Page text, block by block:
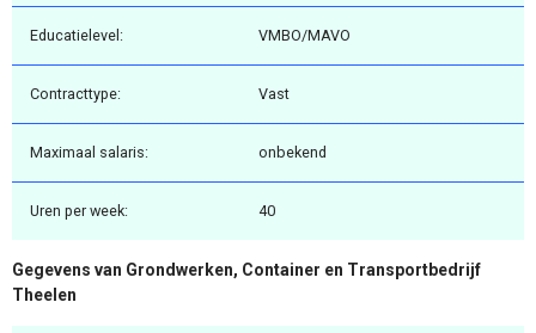
Educatielevel: VMBO/MAVO
Contracttype: Vast
Maximaal salaris: onbekend
Uren per week: 40
Gegevens van Grondwerken, Container en Transportbedrijf
Theelen